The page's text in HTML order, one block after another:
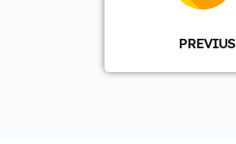
PREVIUS